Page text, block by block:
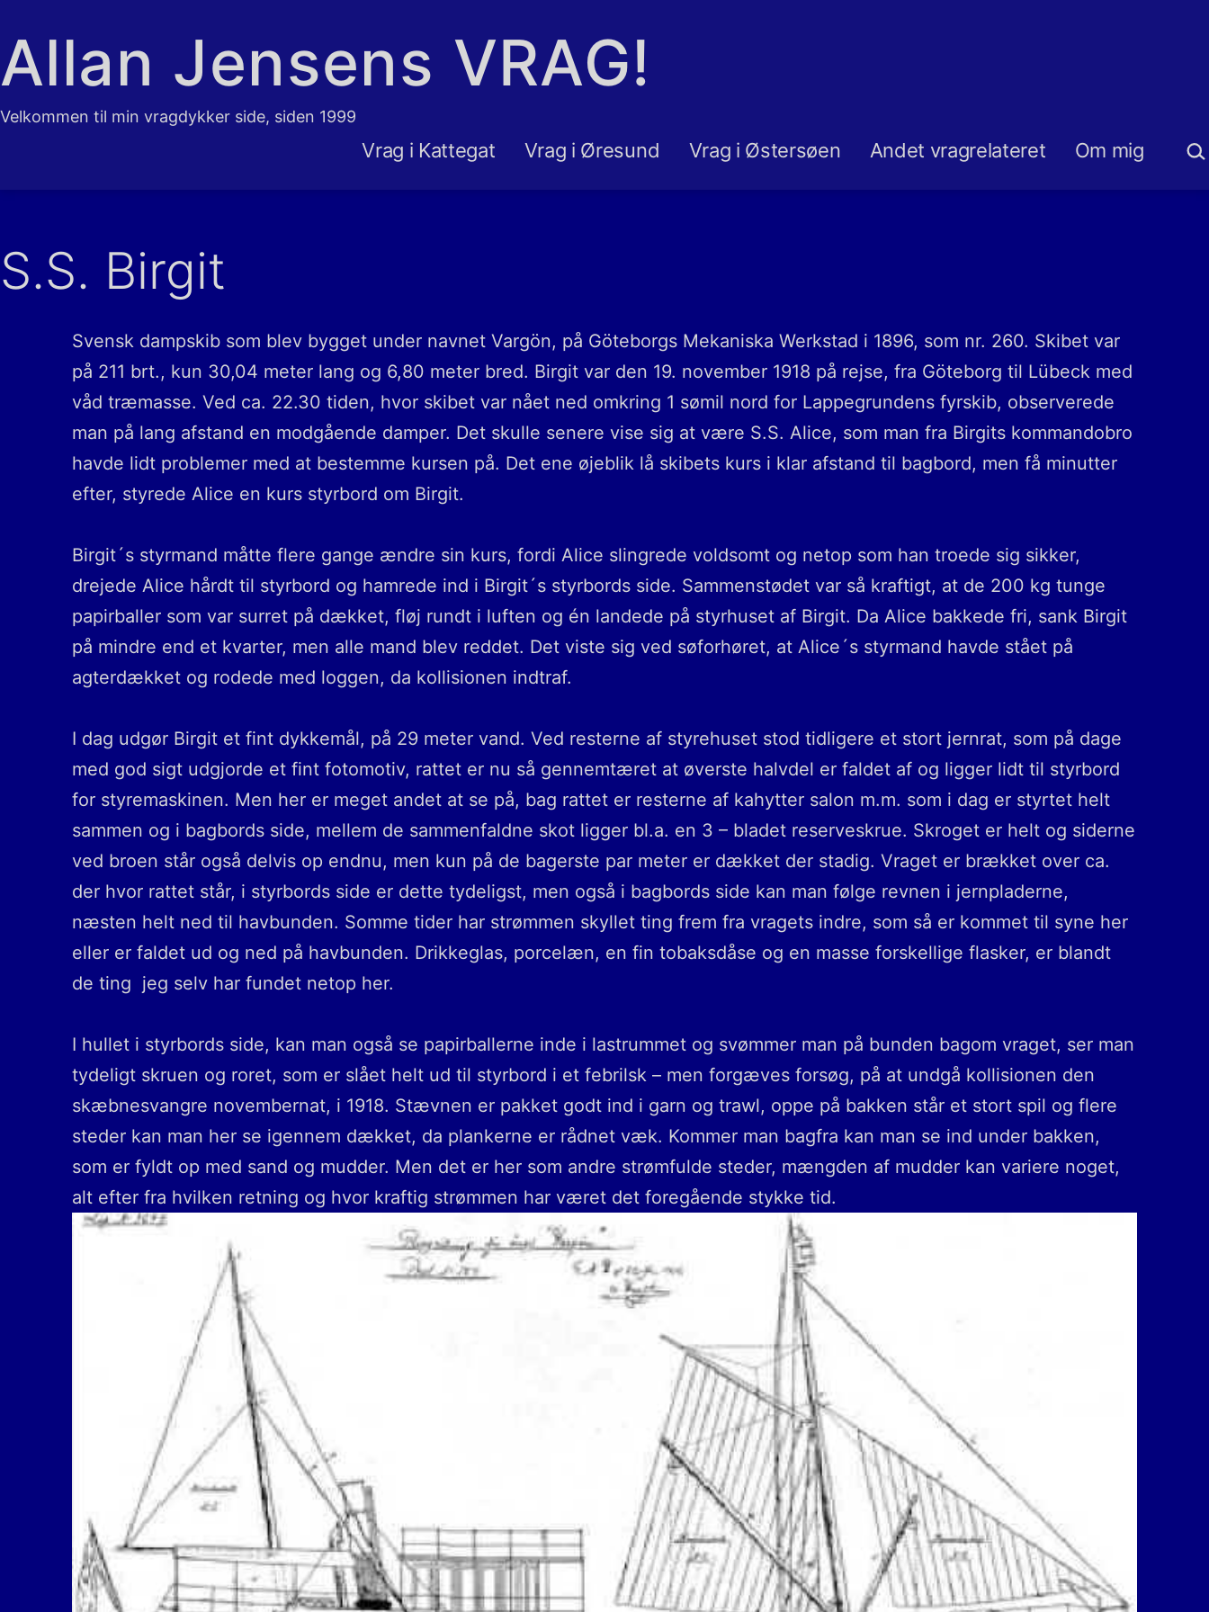
til
indhold
Allan Jensens VRAG!
Velkommen til min vragdykker side, siden 1999
Vrag i Kattegat Vrag i Øresund Vrag i Østersøen Andet vragrelateret Om mig
S.S. Birgit
Svensk dampskib som blev bygget under navnet Vargön, på Göteborgs Mekaniska Werkstad i 1896, som nr. 260. Skibet var
på 211 brt., kun 30,04 meter lang og 6,80 meter bred. Birgit var den 19. november 1918 på rejse, fra Göteborg til Lübeck med
våd træmasse. Ved ca. 22.30 tiden, hvor skibet var nået ned omkring 1 sømil nord for Lappegrundens fyrskib, observerede
man på lang afstand en modgående damper. Det skulle senere vise sig at være S.S. Alice, som man fra Birgits kommandobro
havde lidt problemer med at bestemme kursen på. Det ene øjeblik lå skibets kurs i klar afstand til bagbord, men få minutter
efter, styrede Alice en kurs styrbord om Birgit.
Birgit´s styrmand måtte flere gange ændre sin kurs, fordi Alice slingrede voldsomt og netop som han troede sig sikker,
drejede Alice hårdt til styrbord og hamrede ind i Birgit´s styrbords side. Sammenstødet var så kraftigt, at de 200 kg tunge
papirballer som var surret på dækket, fløj rundt i luften og én landede på styrhuset af Birgit. Da Alice bakkede fri, sank Birgit
på mindre end et kvarter, men alle mand blev reddet. Det viste sig ved søforhøret, at Alice´s styrmand havde stået på
agterdækket og rodede med loggen, da kollisionen indtraf.
I dag udgør Birgit et fint dykkemål, på 29 meter vand. Ved resterne af styrehuset stod tidligere et stort jernrat, som på dage
med god sigt udgjorde et fint fotomotiv, rattet er nu så gennemtæret at øverste halvdel er faldet af og ligger lidt til styrbord
for styremaskinen. Men her er meget andet at se på, bag rattet er resterne af kahytter salon m.m. som i dag er styrtet helt
sammen og i bagbords side, mellem de sammenfaldne skot ligger bl.a. en 3 – bladet reserveskrue. Skroget er helt og siderne
ved broen står også delvis op endnu, men kun på de bagerste par meter er dækket der stadig. Vraget er brækket over ca.
der hvor rattet står, i styrbords side er dette tydeligst, men også i bagbords side kan man følge revnen i jernpladerne,
næsten helt ned til havbunden. Somme tider har strømmen skyllet ting frem fra vragets indre, som så er kommet til syne her
eller er faldet ud og ned på havbunden. Drikkeglas, porcelæn, en fin tobaksdåse og en masse forskellige flasker, er blandt
de ting jeg selv har fundet netop her.
I hullet i styrbords side, kan man også se papirballerne inde i lastrummet og svømmer man på bunden bagom vraget, ser man
tydeligt skruen og roret, som er slået helt ud til styrbord i et febrilsk – men forgæves forsøg, på at undgå kollisionen den
skæbnesvangre novembernat, i 1918. Stævnen er pakket godt ind i garn og trawl, oppe på bakken står et stort spil og flere
steder kan man her se igennem dækket, da plankerne er rådnet væk. Kommer man bagfra kan man se ind under bakken,
som er fyldt op med sand og mudder. Men det er her som andre strømfulde steder, mængden af mudder kan variere noget,
alt efter fra hvilken retning og hvor kraftig strømmen har været det foregående stykke tid.